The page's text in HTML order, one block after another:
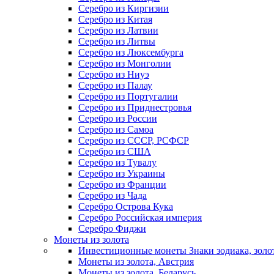
Серебро из Киргизии
Серебро из Китая
Серебро из Латвии
Серебро из Литвы
Серебро из Люксембурга
Серебро из Монголии
Серебро из Ниуэ
Серебро из Палау
Серебро из Португалии
Серебро из Приднестровья
Серебро из России
Серебро из Самоа
Серебро из СССР, РСФСР
Серебро из США
Серебро из Тувалу
Серебро из Украины
Серебро из Франции
Серебро из Чада
Серебро Острова Кука
Серебро Российская империя
Серебро Фиджи
Монеты из золота
Инвестиционные монеты Знаки зодиака,
Монеты из золота, Австрия